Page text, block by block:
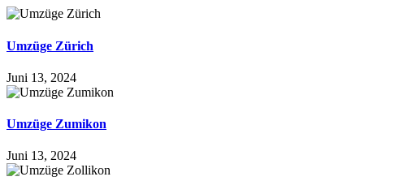
Umzüge Zürich
Juni 13, 2024
Umzüge Zumikon
Juni 13, 2024